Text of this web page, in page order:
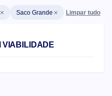
Saco Grande Limpar tudo
VIABILIDADE